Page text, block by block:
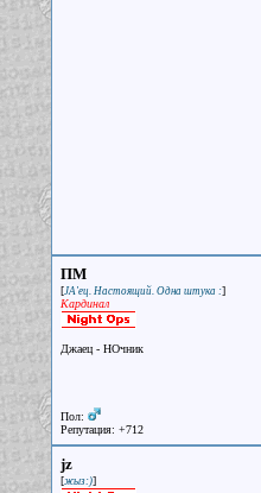
ПМ
[JA'ец. Настоящий. Одна штука :]
Кардинал
Джаец - НОчник
Пол:
Репутация: +712
jz
[жыз:)]